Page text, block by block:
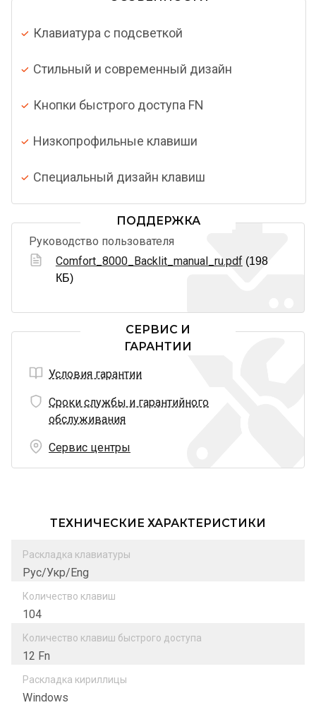
Клавиатура с подсветкой
Стильный и современный дизайн
Кнопки быстрого доступа FN
Низкопрофильные клавиши
Специальный дизайн клавиш
ПОДДЕРЖКА
Руководство пользователя
Comfort_8000_Backlit_manual_ru.pdf (198
КБ)
СЕРВИС И
ГАРАНТИИ
Условия гарантии
Сроки службы и гарантийного
обслуживания
Сервис центры
ТЕХНИЧЕСКИЕ ХАРАКТЕРИСТИКИ
Раскладка клавиатуры
Рус/Укр/Eng
Количество клавиш
104
Количество клавиш быстрого доступа
12 Fn
Раскладка кириллицы
Windows